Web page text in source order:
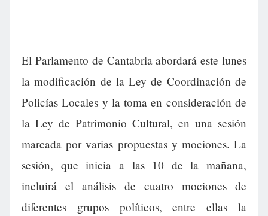
El Parlamento de Cantabria abordará este lunes
la modificación de la Ley de Coordinación de
Policías Locales y la toma en consideración de
la Ley de Patrimonio Cultural, en una sesión
marcada por varias propuestas y mociones. La
sesión, que inicia a las 10 de la mañana,
incluirá el análisis de cuatro mociones de
diferentes grupos políticos, entre ellas la